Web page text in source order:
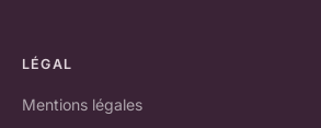
LÉGAL
Mentions légales